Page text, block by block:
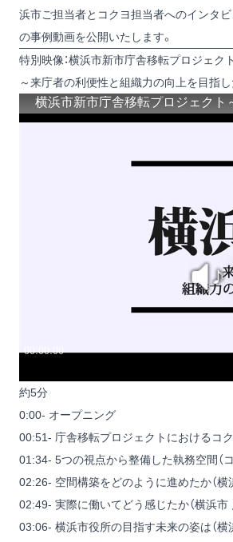
浜市ご担当者とコクヨ担当者へのインタ
の事例動画を公開いたします。
特別映像：横浜市新市庁舎移転プロジェクト
～来庁者の利便性と組織力の向上を目指
約5分
0:00- オープニング
00:51- 庁舎移転プロジェクトにおけるコク
01:34- 5つの視点から整備した執務空間（コ
02:26- 空間構築をどのように進めたか（横
02:49- 実際に働いてどう感じたか（横浜市
03:06- 横浜市役所の目指す未来の姿は（横